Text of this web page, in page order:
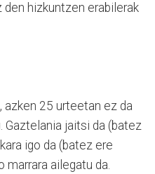
hizkuntzen erabilerak
azken 25 urteetan ez da
Gaztelania jaitsi da (batez
igo da (batez ere
marrara ailegatu da.